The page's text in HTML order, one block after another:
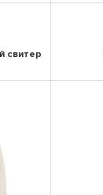
свитер